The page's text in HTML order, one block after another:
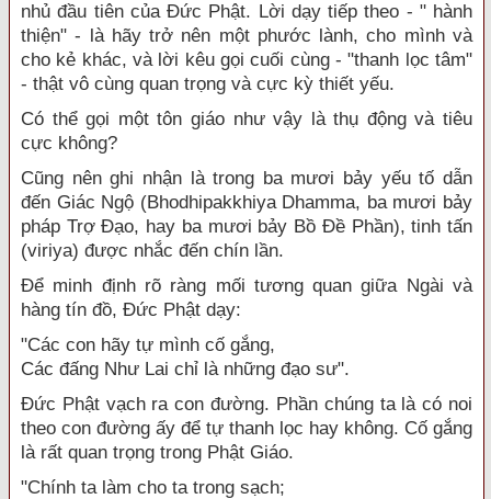
nhủ đầu tiên của Đức Phật. Lời dạy tiếp theo - " hành
thiện" - là hãy trở nên một phước lành, cho mình và
cho kẻ khác, và lời kêu gọi cuối cùng - "thanh lọc tâm"
- thật vô cùng quan trọng và cực kỳ thiết yếu.
Có thể gọi một tôn giáo như vậy là thụ động và tiêu
cực không?
Cũng nên ghi nhận là trong ba mươi bảy yếu tố dẫn
đến Giác Ngộ (Bhodhipakkhiya Dhamma, ba mươi bảy
pháp Trợ Đạo, hay ba mươi bảy Bồ Đề Phần), tinh tấn
(viriya) được nhắc đến chín lần.
Để minh định rõ ràng mối tương quan giữa Ngài và
hàng tín đồ, Đức Phật dạy:
"Các con hãy tự mình cố gắng,
Các đấng Như Lai chỉ là những đạo sư".
Đức Phật vạch ra con đường. Phần chúng ta là có noi
theo con đường ấy để tự thanh lọc hay không. Cố gắng
là rất quan trọng trong Phật Giáo.
"Chính ta làm cho ta trong sạch;